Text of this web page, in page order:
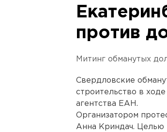
против
Митинг обманутых
Свердловские
строительство в
агентства ЕАН.
Организатором
Анна Криндач. Целью